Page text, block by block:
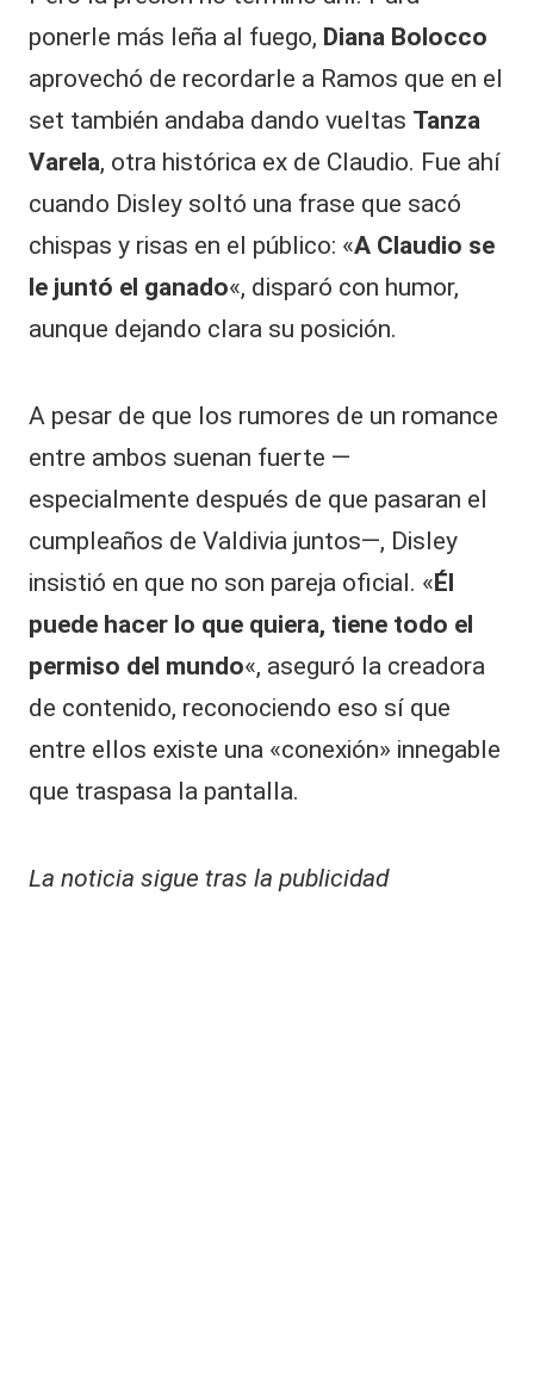
ponerle más leña al fuego, Diana Bolocco
aprovechó de recordarle a Ramos que en el
set también andaba dando vueltas Tanza
Varela, otra histórica ex de Claudio. Fue ahí
cuando Disley soltó una frase que sacó
chispas y risas en el público: «A Claudio se
le juntó el ganado«, disparó con humor,
aunque dejando clara su posición.
A pesar de que los rumores de un romance
entre ambos suenan fuerte —
especialmente después de que pasaran el
cumpleaños de Valdivia juntos—, Disley
insistió en que no son pareja oficial. «Él
puede hacer lo que quiera, tiene todo el
permiso del mundo«, aseguró la creadora
de contenido, reconociendo eso sí que
entre ellos existe una «conexión» innegable
que traspasa la pantalla.
La noticia sigue tras la publicidad